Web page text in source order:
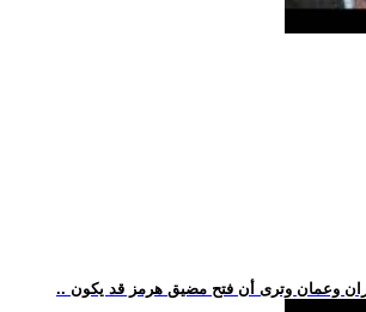
وعمان وترى أن فتح مضيق هرمز قد يكون